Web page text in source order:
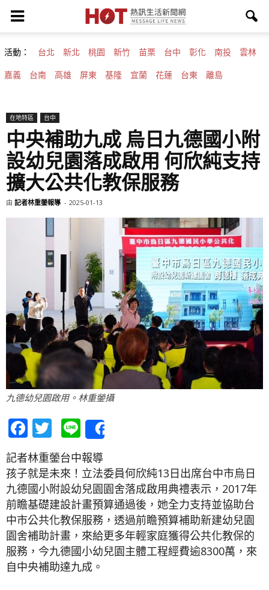
活動： 台北 新北 桃園 新竹 苗栗 台中 彰化 南投 雲林
嘉義 台南 高雄 屏東 基隆 宜蘭 花蓮 台東 離島
在地特區 台中
中央補助九成 烏日九德國小附
設幼兒園落成啟用 何欣純支持
擴大公共化教保服務
由 記者林重鎣報導 - 2025-01-13
九德幼兒園啟用。林重鎣攝
Facebook
Twitter
Line
記者林重鎣台中報導
孩子就是未來！立法委員何欣純13日出席台中市烏日
九德國小附設幼兒園園舍落成啟用典禮表示，2017年
前瞻基礎建設計畫預算通過後，她全力支持並協助台
中市公共化教保服務，透過前瞻預算補助新建幼兒園
園舍補助計畫，來給更多年輕家庭獲得公共化教保的
服務，今九德國小幼兒園主體工程經費逾8300萬，來
自中央補助達九成。